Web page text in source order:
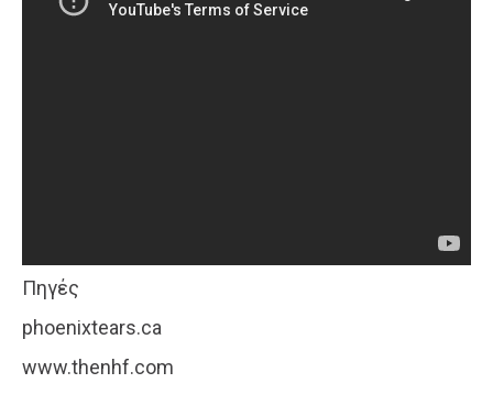
Πηγές
phoenixtears.ca
www.thenhf.com